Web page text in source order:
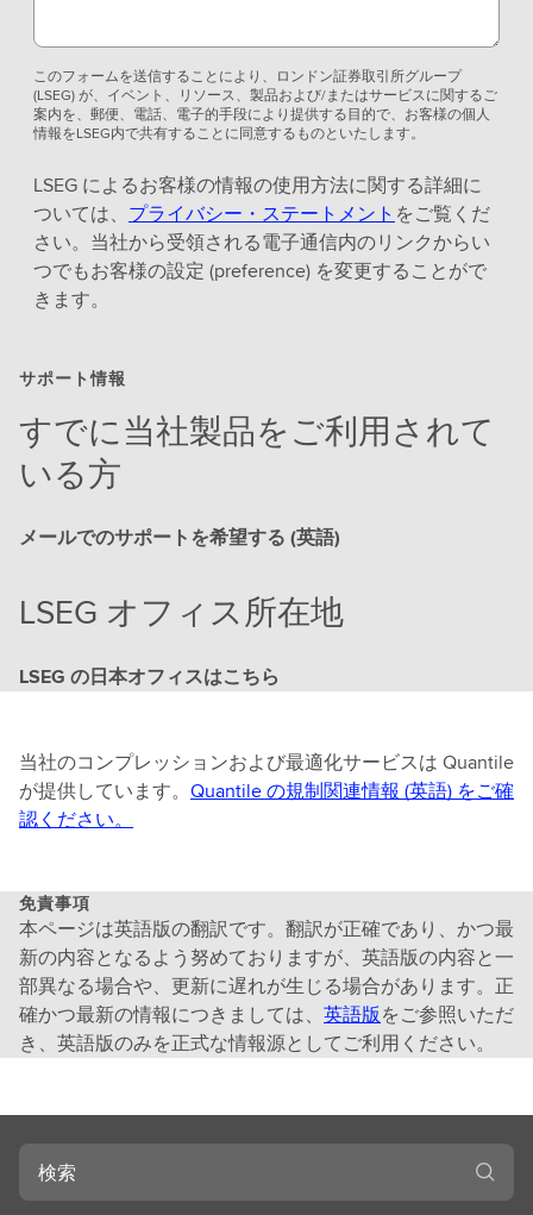
このフォームを送信することにより、ロンドン証券取引所グループ
(LSEG) が、イベント、リソース、製品および/またはサービスに関するご
案内を、郵便、電話、電子的手段により提供する目的で、お客様の個人
情報をLSEG内で共有することに同意するものといたします。
LSEG によるお客様の情報の使用方法に関する詳細に
ついては、 プライバシー・ステートメント をご覧くだ
さい。当社から受領される電子通信内のリンクからい
つでもお客様の設定 (preference) を変更することがで
きます。
サポート情報
すでに当社製品をご利用されて
いる方
メールでのサポートを希望する (英語)
LSEG オフィス所在地
LSEG の日本オフィスはこちら
当社のコンプレッションおよび最適化サービスは Quantile
が提供しています。 Quantile の規制関連情報 (英語) をご確
認ください。
免責事項
本ページは英語版の翻訳です。翻訳が正確であり、かつ最
新の内容となるよう努めておりますが、英語版の内容と一
部異なる場合や、更新に遅れが生じる場合があります。正
確かつ最新の情報につきましては、 英語版をご参照いただ
き、英語版のみを正式な情報源としてご利用ください。
検